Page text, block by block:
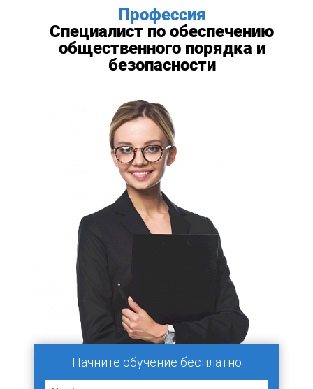
Профессия
Специалист по обеспечению
общественного порядка и
безопасности
Начните обучение бесплатно